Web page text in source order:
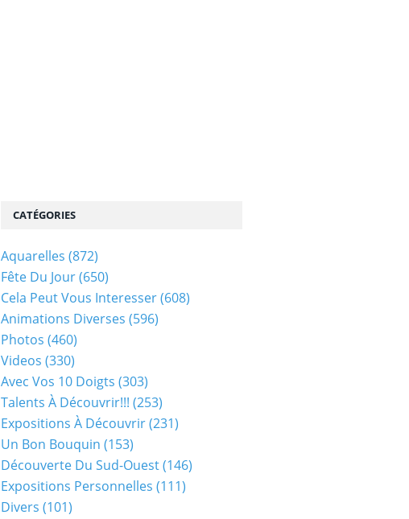
CATÉGORIES
Aquarelles (872)
Fête Du Jour(650)
Cela Peut Vous Interesser(608)
Animations Diverses (596)
Photos (460)
Videos (330)
Avec Vos 10 Doigts (303)
Talents À Découvrir!!! (253)
Expositions À Découvrir(231)
Un Bon Bouquin (153)
Découverte Du Sud-Ouest(146)
Expositions Personnelles (111)
Divers (101)